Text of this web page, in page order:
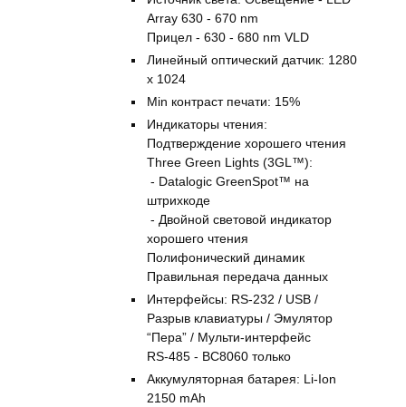
Array 630 - 670 nm
Прицел - 630 - 680 nm VLD
Линейный оптический датчик: 1280
x 1024
Min контраст печати: 15%
Индикаторы чтения:
Подтверждение хорошего чтения
Three Green Lights (3GL™):
- Datalogic GreenSpot™ на
штрихкоде
- Двойной световой индикатор
хорошего чтения
Полифонический динамик
Правильная передача данных
Интерфейсы: RS-232 / USB /
Разрыв клавиатуры / Эмулятор
“Пера” / Мульти-интерфейс
RS-485 - BC8060 только
Аккумуляторная батарея: Li-Ion
2150 mAh